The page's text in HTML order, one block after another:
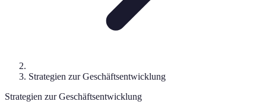
Strategien zur Geschäftsentwicklung
Strategien zur Geschäftsentwicklung